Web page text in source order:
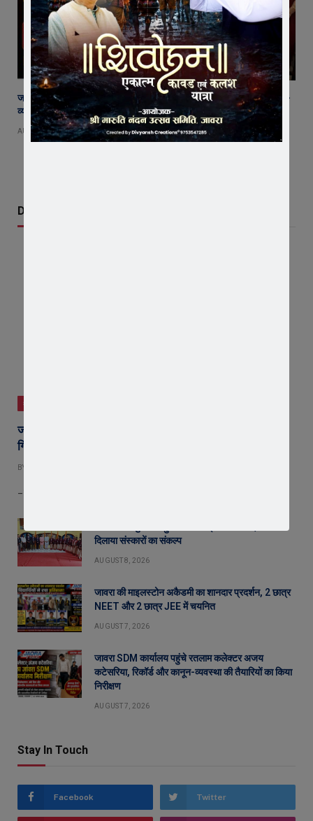
जावरा SDM कार्यालय पहुंचे रतलाम कलेक्टर अजय कटेसरिया, रिकॉर्ड और कानून-
व्यवस्था की तैयारियों का किया निरीक्षण
AUGUST 7, 2026
Don't Miss
क्राइम न्यूज़
जावरा में आधी रात जुए के अड्डे पर पुलिस का छापा, 9 जुआरी
गिरफ्तार; 31,300 रुपए कैश बरामद
BY
– मुखबिर की सूचना पर पुलिस ने दी दबिश, 52 ताश के पत्ते भी बरामद;…
दिलाया संस्कारों का संकल्प
AUGUST 8, 2026
जावरा की माइलस्टोन अकैडमी का शानदार प्रदर्शन, 2 छात्र
NEET और 2 छात्र JEE में चयनित
AUGUST 7, 2026
जावरा SDM कार्यालय पहुंचे रतलाम कलेक्टर अजय
कटेसरिया, रिकॉर्ड और कानून-व्यवस्था की तैयारियों का किया
निरीक्षण
AUGUST 7, 2026
Stay In Touch
Facebook Twitter